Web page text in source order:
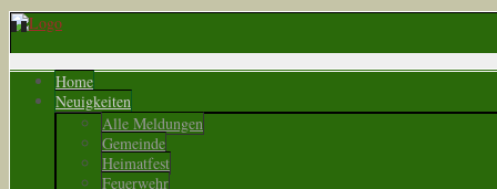
Home
Neuigkeiten
Alle Meldungen
Gemeinde
Heimatfest
Feuerwehr